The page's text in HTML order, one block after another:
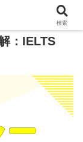
：IELTS
検索